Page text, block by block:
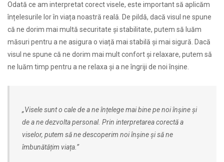
Odată ce am interpretat corect visele, este important să aplicăm
înțelesurile lor în viața noastră reală. De pildă, dacă visul ne spune
că ne dorim mai multă securitate și stabilitate, putem să luăm
măsuri pentru a ne asigura o viață mai stabilă și mai sigură. Dacă
visul ne spune că ne dorim mai mult confort și relaxare, putem să
ne luăm timp pentru a ne relaxa și a ne îngriji de noi înșine.
„Visele sunt o cale de a ne înțelege mai bine pe noi înșine și
de a ne dezvolta personal. Prin interpretarea corectă a
viselor, putem să ne descoperim noi înșine și să ne
îmbunătățim viața.”